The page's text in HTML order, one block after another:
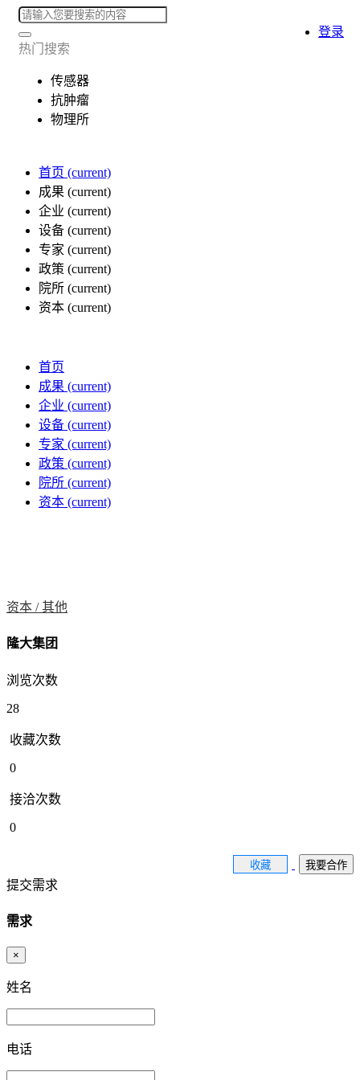
热门搜索
传感器
抗肿瘤
物理所
首页 (current)
成果 (current)
企业 (current)
设备 (current)
专家 (current)
政策 (current)
院所 (current)
资本 (current)
登录
首页
成果 (current)
企业 (current)
设备 (current)
专家 (current)
政策 (current)
院所 (current)
资本 (current)
资本 /其他
隆大集团
浏览次数
28
收藏次数
0
接洽次数
0
收藏 我要合作
提交需求
需求
×
姓名
电话